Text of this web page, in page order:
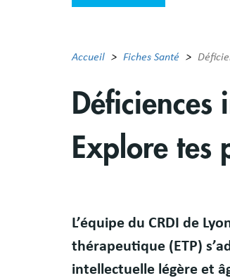
Accueil Fiches Santé
Déficiences
Explore tes
Résumé
L’équipe du CRDI de
thérapeutique (ETP)
intellectuelle légère et